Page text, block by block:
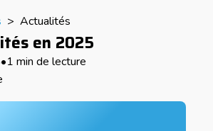
> Actualités
en 2025
•1 min de lecture